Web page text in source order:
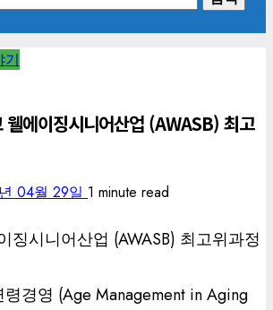
기
에이징시니어산업 (AWASB) 최고
04월 29일 1 minute read
징시니어산업 (AWASB) 최고위과정
령경영 (Age Management in Aging